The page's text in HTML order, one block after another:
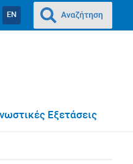
EN
Εξετάσεις